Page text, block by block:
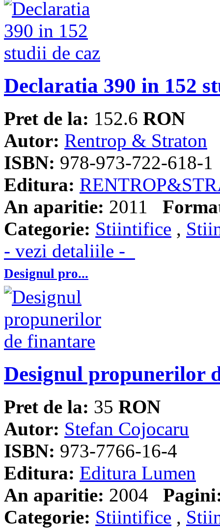
Declaratia 390 in 152
Pret de la: 152.6 RON
Autor: Rentrop & Straton
ISBN: 978-973-722-618-1
Editura:
An aparitie: 2011
Categorie: Stiintifice ,
- vezi detaliile -
Designul pro...
Designul propunerilor
Pret de la: 35 RON
Autor: Stefan Cojocaru
ISBN: 973-7766-16-4
Editura: Editura Lumen
An aparitie: 2004
Categorie: Stiintifice ,